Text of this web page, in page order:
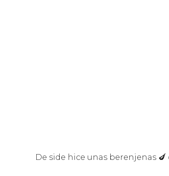
De side hice unas berenjenas